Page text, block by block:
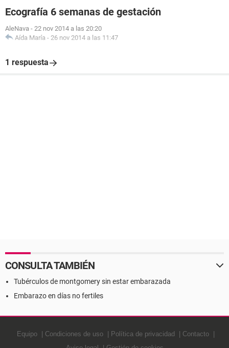
Ecografía 6 semanas de gestación
AleNava - 22 nov 2014 a las 20:20
Aída María - 26 nov 2014 a las 11:47
1 respuesta
CONSULTA TAMBIÉN
Tubérculos de montgomery sin estar embarazada
Embarazo en días no fertiles
Equipo Condiciones de uso Política de privacidad
Contacto